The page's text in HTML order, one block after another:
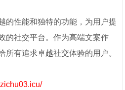
的性能和独特的功能，为用户提
的社交平台。作为高端文案作
所有追求卓越社交体验的用户。